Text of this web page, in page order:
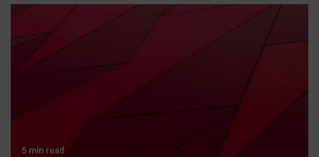
5 min read